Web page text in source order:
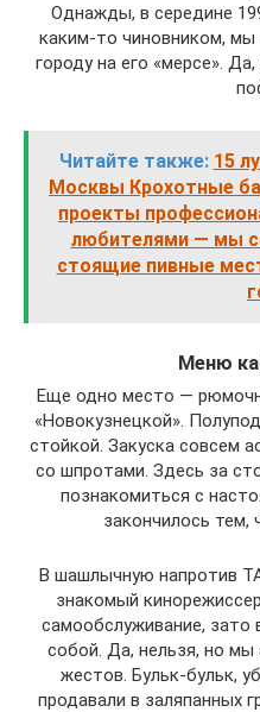
Однажды, в середине
каким-то чиновником, мы
городу на его «мерсе».
Читайте также: 15
Москвы Крохотные
проекты
любителями — мы
стоящие пивные
Меню
Еще одно место —
«Новокузнецкой».
стойкой. Закуска совсем
со шпротами. Здесь за
познакомиться с
закончилось тем,
В шашлычную напротив
знакомый
самообслуживание, зато
собой. Да, нельзя, но
жестов. Бульк-бульк,
продавали в заляпанных